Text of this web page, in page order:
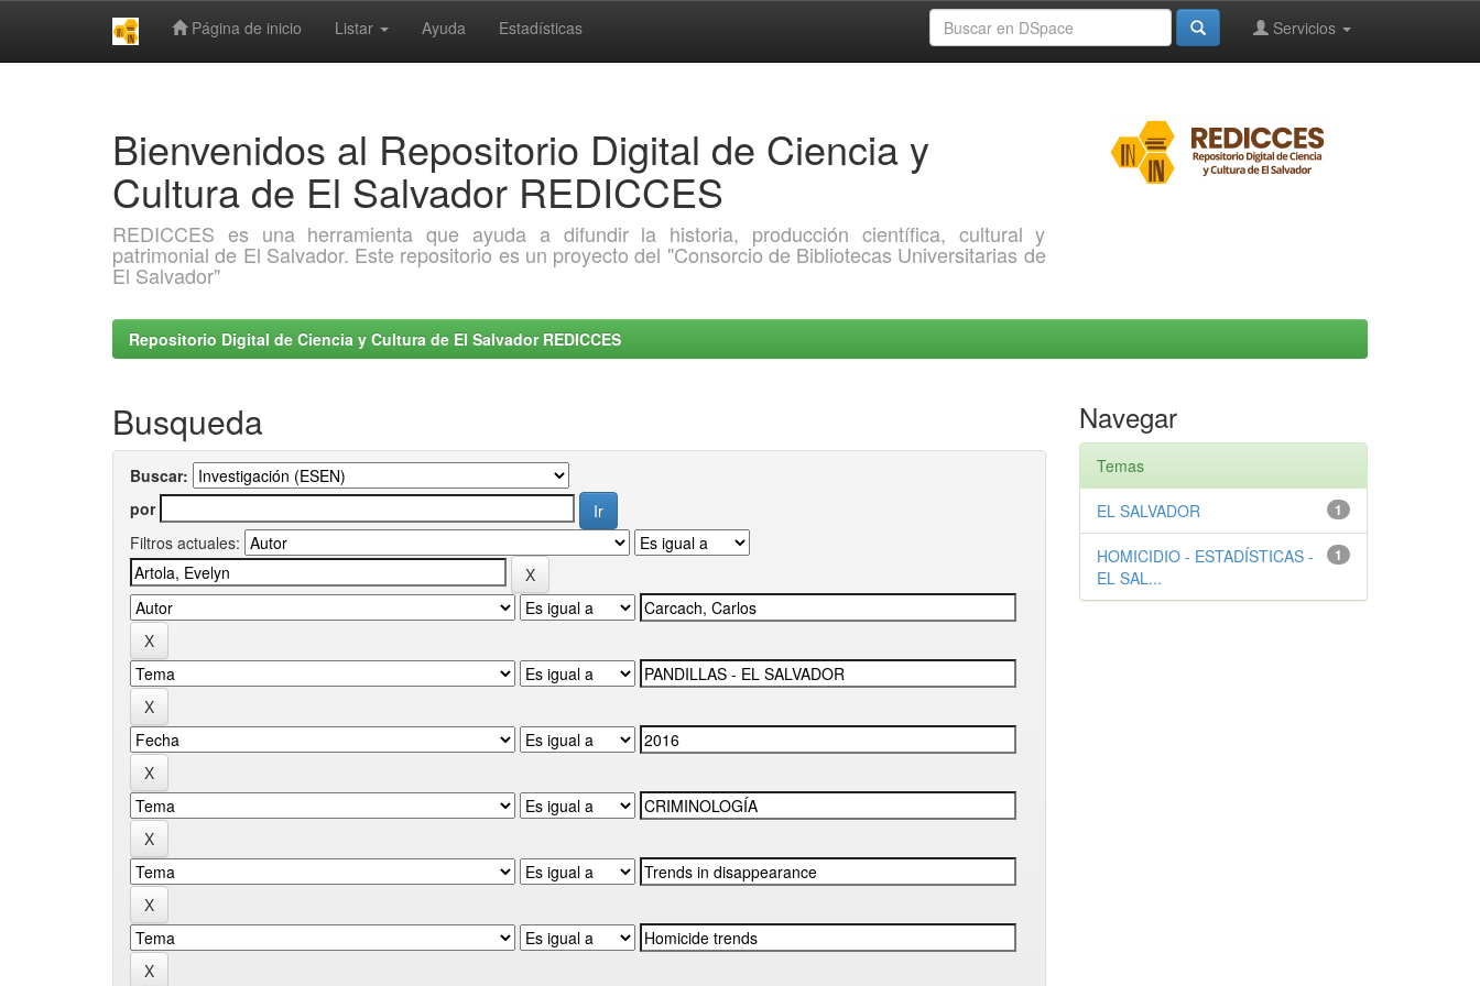
Página de inicio Listar Ayuda Estadísticas Servicios
Bienvenidos al Repositorio Digital de Ciencia y
Cultura de El Salvador REDICCES
REDICCES es una herramienta que ayuda a difundir la historia, producción científica, cultural y
patrimonial de El Salvador. Este repositorio es un proyecto del "Consorcio de Bibliotecas Universitarias de
El Salvador"
Repositorio Digital de Ciencia y Cultura de El Salvador REDICCES
Busqueda
Buscar:
por
Filtros actuales:
Navegar
Temas
1
EL SALVADOR
1
HOMICIDIO - ESTADÍSTICAS -
EL SAL...